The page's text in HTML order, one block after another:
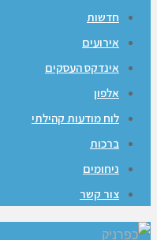
חדשות
אירועים
אינדקס העסקים
אלפון
לוח מודעות קהילתי
ברכות
ניחומים
צור קשר